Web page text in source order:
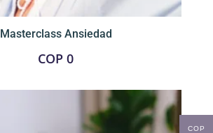
Masterclass Ansiedad
COP 0
COP